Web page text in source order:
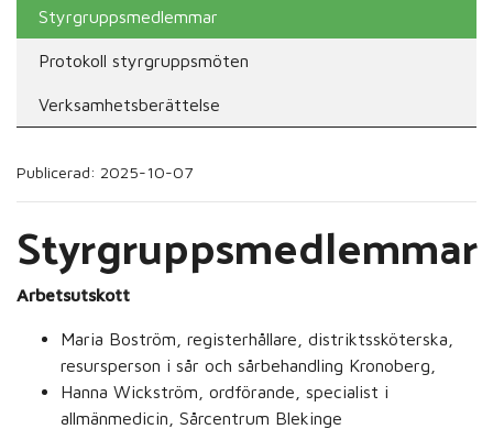
Styrgruppsmedlemmar
Protokoll styrgruppsmöten
Verksamhetsberättelse
Publicerad: 2025-10-07
Styrgruppsmedlemmar
Arbetsutskott
Maria Boström, registerhållare, distriktssköterska,
resursperson i sår och sårbehandling Kronoberg,
Hanna Wickström, ordförande, specialist i
allmänmedicin, Sårcentrum Blekinge